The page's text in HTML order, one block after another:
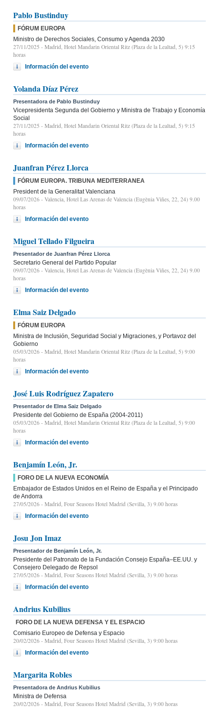
Pablo Bustinduy
FÓRUM EUROPA
Ministro de Derechos Sociales, Consumo y Agenda 2030
27/11/2025 - Madrid, Hotel Mandarin Oriental Ritz (Plaza de la Lealtad, 5) 9:15
horas
Información del evento
Yolanda Díaz Pérez
Presentadora de Pablo Bustinduy
Vicepresidenta Segunda del Gobierno y Ministra de Trabajo y Economía
Social
27/11/2025 - Madrid, Hotel Mandarin Oriental Ritz (Plaza de la Lealtad, 5) 9:15
horas
Información del evento
Juanfran Pérez Llorca
FÓRUM EUROPA. TRIBUNA MEDITERRANEA
President de la Generalitat Valenciana
09/07/2026 - Valencia, Hotel Las Arenas de Valencia (Eugènia Viñes, 22, 24) 9.00
horas
Información del evento
Miguel Tellado Filgueira
Presentador de Juanfran Pérez Llorca
Secretario General del Partido Popular
09/07/2026 - Valencia, Hotel Las Arenas de Valencia (Eugènia Viñes, 22, 24) 9.00
horas
Información del evento
Elma Saiz Delgado
FÓRUM EUROPA
Ministra de Inclusión, Seguridad Social y Migraciones, y Portavoz del
Gobierno
05/03/2026 - Madrid, Hotel Mandarin Oriental Ritz (Plaza de la Lealtad, 5) 9:00
horas
Información del evento
José Luis Rodríguez Zapatero
Presentador de Elma Saiz Delgado
Presidente del Gobierno de España (2004-2011)
05/03/2026 - Madrid, Hotel Mandarin Oriental Ritz (Plaza de la Lealtad, 5) 9:00
horas
Información del evento
Benjamín León, Jr.
FORO DE LA NUEVA ECONOMÍA
Embajador de Estados Unidos en el Reino de España y el Principado
de Andorra
27/05/2026 - Madrid, Four Seasons Hotel Madrid (Sevilla, 3) 9.00 horas
Información del evento
Josu Jon Imaz
Presentador de Benjamín León, Jr.
Presidente del Patronato de la Fundación Consejo España–EE.UU. y
Consejero Delegado de Repsol
27/05/2026 - Madrid, Four Seasons Hotel Madrid (Sevilla, 3) 9.00 horas
Información del evento
Andrius Kubilius
FORO DE LA NUEVA DEFENSA Y EL ESPACIO
Comisario Europeo de Defensa y Espacio
20/02/2026 - Madrid, Four Seasons Hotel Madrid (Sevilla, 3) 9:00 horas
Información del evento
Margarita Robles
Presentadora de Andrius Kubilius
Ministra de Defensa
20/02/2026 - Madrid, Four Seasons Hotel Madrid (Sevilla, 3) 9:00 horas